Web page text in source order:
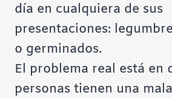
día en cualquiera de sus
presentaciones:
o germinados.
El problema real está en
personas tienen una mala